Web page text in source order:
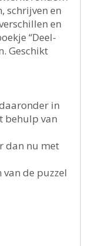
schrijven en
en
“Deel-
Geschikt
in
behulp van
dan nu met
de puzzel